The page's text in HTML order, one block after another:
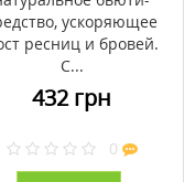
ускоряющее
ресниц и бровей.
С...
432 грн
0